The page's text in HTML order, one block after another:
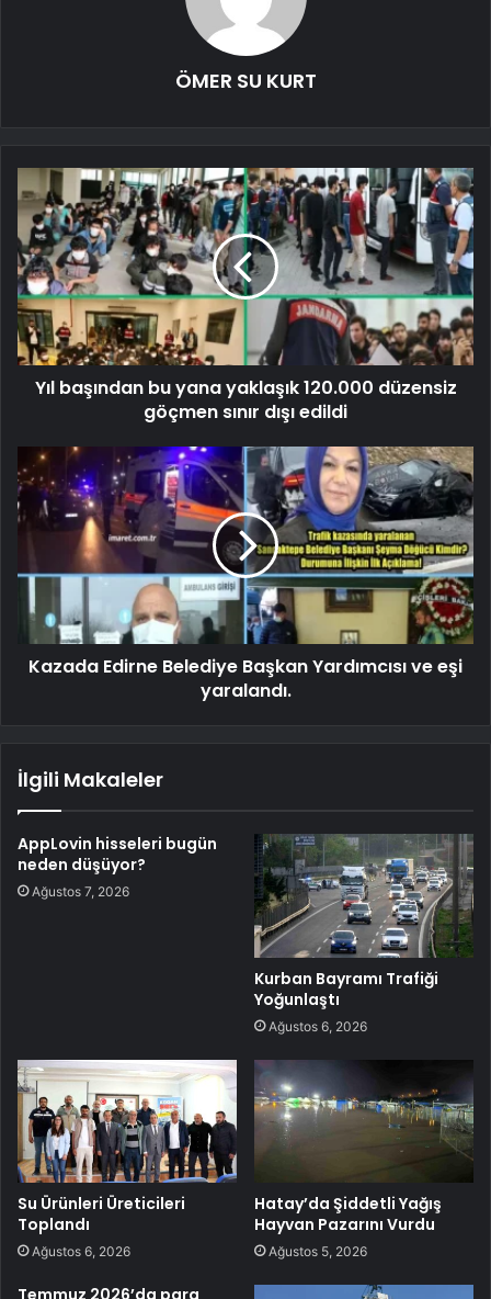
ÖMER SU KURT
Yıl başından bu yana yaklaşık 120.000 düzensiz
göçmen sınır dışı edildi
Kazada Edirne Belediye Başkan Yardımcısı ve eşi
yaralandı.
İlgili Makaleler
AppLovin hisseleri bugün
neden düşüyor?
Ağustos 7, 2026
Kurban Bayramı Trafiği
Yoğunlaştı
Ağustos 6, 2026
Su Ürünleri Üreticileri
Toplandı
Ağustos 6, 2026
Hatay’da Şiddetli Yağış
Hayvan Pazarını Vurdu
Ağustos 5, 2026